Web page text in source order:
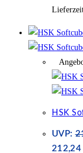
HSK
UVP:
212,24